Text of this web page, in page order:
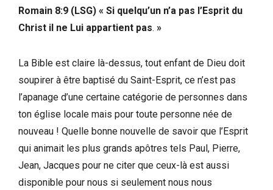
Romain 8:9 (LSG) « Si quelqu’un n’a pas l’Esprit du
Christ il ne Lui appartient pas. »
La Bible est claire là-dessus, tout enfant de Dieu doit
soupirer à être baptisé du Saint-Esprit, ce n’est pas
l’apanage d’une certaine catégorie de personnes dans
ton église locale mais pour toute personne née de
nouveau ! Quelle bonne nouvelle de savoir que l’Esprit
qui animait les plus grands apôtres tels Paul, Pierre,
Jean, Jacques pour ne citer que ceux-là est aussi
disponible pour nous si seulement nous nous